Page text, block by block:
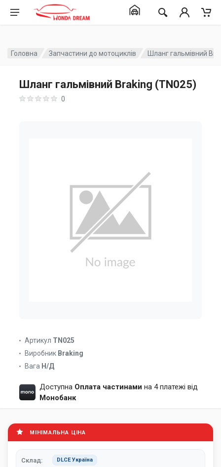
Головна Запчастини до мотоциклів Шланг гальмівний
Шланг гальмівний Braking (TN025)
0
Артикул TN025
Виробник Braking
Вага Н/Д
Доступна Оплата частинами на 4 платежі від
Монобанк
МІНІМАЛЬНА ЦІНА
Склад: DLCE Україна